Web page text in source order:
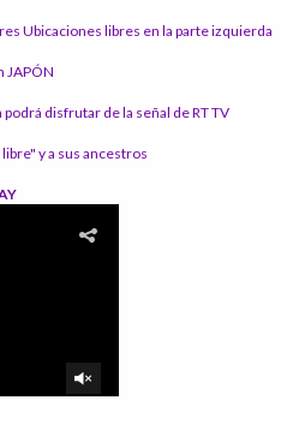
Ubicaciones libres en la parte izquierda
JAPÓN
podrá disfrutar de la señal de RT TV
y a sus ancestros